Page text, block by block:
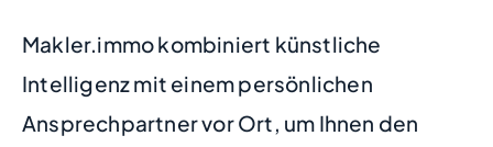
Makler.immo kombiniert künstliche
Intelligenz mit einem persönlichen
Ansprechpartner vor Ort, um Ihnen den